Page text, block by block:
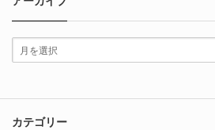
カテゴリー